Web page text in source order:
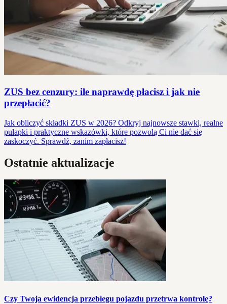
ZUS bez cenzury: ile naprawdę płacisz i jak nie
przepłacić?
Jak obliczyć składki ZUS w 2026? Odkryj najnowsze stawki, realne
pułapki i praktyczne wskazówki, które pozwolą Ci nie dać się
zaskoczyć. Sprawdź, zanim zapłacisz!
Ostatnie aktualizacje
Czy Twoja ewidencja przebiegu pojazdu przetrwa kontrolę?